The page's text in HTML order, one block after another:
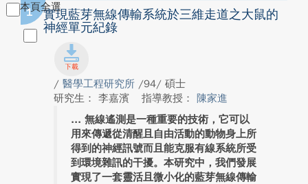
本頁全選
1
實現藍芽無線傳輸系統於三維走道之大鼠的
神經單元紀錄
/ 醫學工程研究所 /94/ 碩士
研究生： 李嘉濱
指導教授： 陳家進
無線遙測是一種重要的技術，它可以
用來傳遞從清醒且自由活動的動物身上所
得到的神經訊號而且能克服有線系統所受
到環境雜訊的干擾。本研究中，我們發展
實現了一套靈活且微小化的藍芽無線傳輸